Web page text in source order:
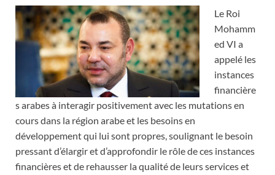
Le Roi
Mohamm
ed VI a
appelé les
instances
financière
s arabes à interagir positivement avec les mutations en
cours dans la région arabe et les besoins en
développement qui lui sont propres, soulignant le besoin
pressant d’élargir et d’approfondir le rôle de ces instances
financières et de rehausser la qualité de leurs services et